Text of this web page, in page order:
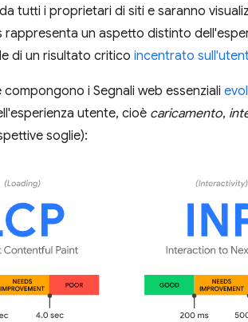
tutti i proprietari di siti e saranno
rappresenta un aspetto distinto
di un risultato critico incentrato
i Segnali web essenziali
utente, cioè caricamento,
soglie):